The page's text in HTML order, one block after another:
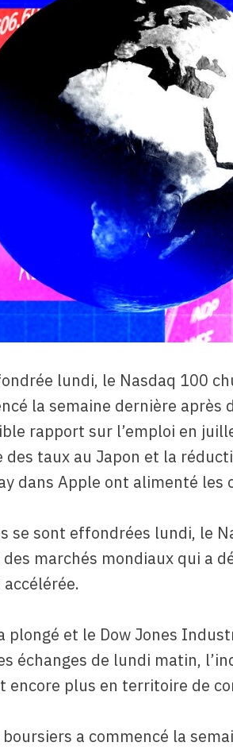
lundi, le Nasdaq 100
la semaine dernière après
rapport sur l’emploi en
des taux au Japon et la
dans Apple ont alimenté les
se sont effondrées lundi, le
marchés mondiaux qui a
plongé et le Dow Jones
échanges de lundi matin,
encore plus en territoire de
a commencé la